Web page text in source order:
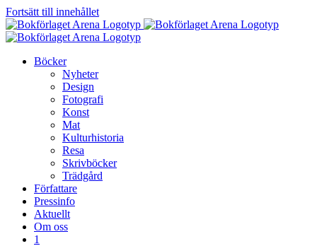
Fortsätt till innehållet
Böcker
Nyheter
Design
Fotografi
Konst
Mat
Kulturhistoria
Resa
Skrivböcker
Trädgård
Författare
Pressinfo
Aktuellt
Om oss
1